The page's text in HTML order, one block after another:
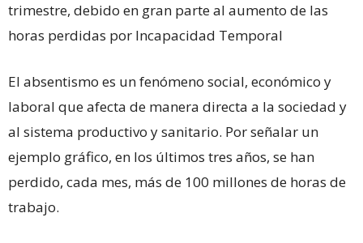
trimestre, debido en gran parte al aumento de las
horas perdidas por Incapacidad Temporal
El absentismo es un fenómeno social, económico y
laboral que afecta de manera directa a la sociedad y
al sistema productivo y sanitario. Por señalar un
ejemplo gráfico, en los últimos tres años, se han
perdido, cada mes, más de 100 millones de horas de
trabajo.